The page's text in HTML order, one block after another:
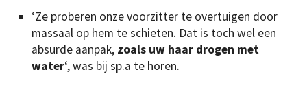
‘Ze proberen onze voorzitter te overtuigen door
massaal op hem te schieten. Dat is toch wel een
absurde aanpak, zoals uw haar drogen met
water‘, was bij sp.a te horen.